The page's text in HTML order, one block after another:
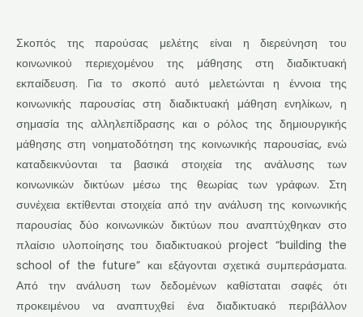
Σκοπός της παρούσας μελέτης είναι η διερεύνηση του
κοινωνικού περιεχομένου της μάθησης στη διαδικτυακή
εκπαίδευση. Για το σκοπό αυτό μελετώνται η έννοια της
κοινωνικής παρουσίας στη διαδικτυακή μάθηση ενηλίκων, η
σημασία της αλληλεπίδρασης και ο ρόλος της δημιουργικής
μάθησης στη νοηματοδότηση της κοινωνικής παρουσίας, ενώ
καταδεικνύονται τα βασικά στοιχεία της ανάλυσης των
κοινωνικών δικτύων μέσω της θεωρίας των γράφων. Στη
συνέχεια εκτίθενται στοιχεία από την ανάλυση της κοινωνικής
παρουσίας δύο κοινωνικών δικτύων που αναπτύχθηκαν στο
πλαίσιο υλοποίησης του διαδικτυακού project “building the
school of the future” και εξάγονται σχετικά συμπεράσματα.
Από την ανάλυση των δεδομένων καθίσταται σαφές ότι
προκειμένου να αναπτυχθεί ένα διαδικτυακό περιβάλλον